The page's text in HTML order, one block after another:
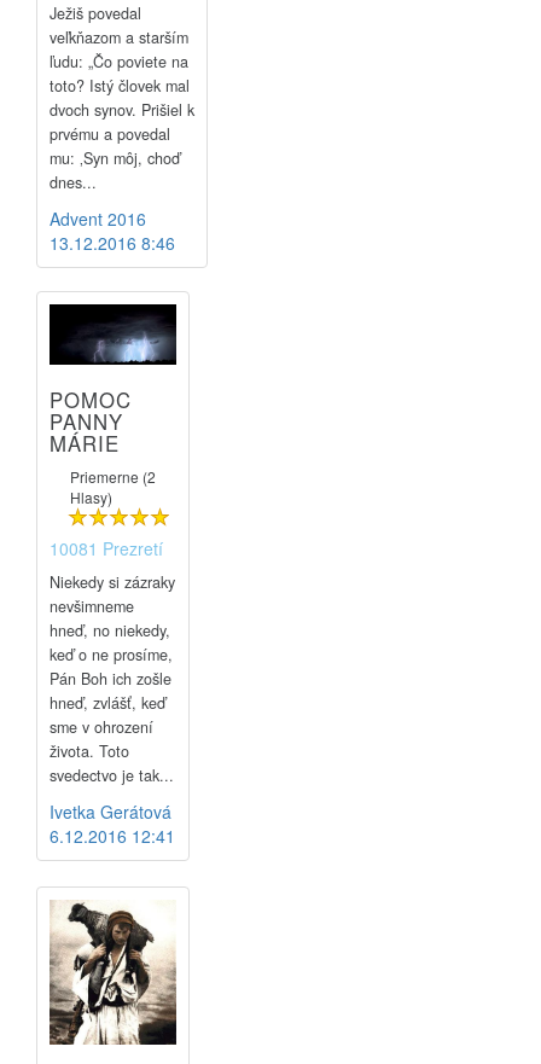
Ježiš povedal
veľkňazom a starším
ľudu: „Čo poviete na
toto? Istý človek mal
dvoch synov. Prišiel k
prvému a povedal
mu: ‚Syn môj, choď
dnes...
Advent 2016
13.12.2016 8:46
POMOC
PANNY
MÁRIE
Priemerne (2
Hlasy)
10081 Prezretí
Niekedy si zázraky
nevšimneme
hneď, no niekedy,
keď o ne prosíme,
Pán Boh ich zošle
hneď, zvlášť, keď
sme v ohrození
života. Toto
svedectvo je tak...
Ivetka Gerátová
6.12.2016 12:41